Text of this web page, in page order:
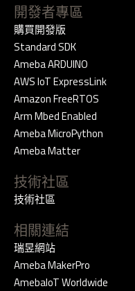
開發者專區
購買開發版
Standard SDK
Ameba ARDUINO
AWS IoT ExpressLink
Amazon FreeRTOS
Arm Mbed Enabled
Ameba MicroPython
Ameba Matter
技術社區
技術社區
相關連結
瑞昱網站
Ameba MakerPro
AmebaIoT Worldwide